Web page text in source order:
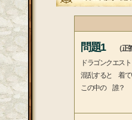
問題1
（
ドラゴンクエス
混乱すると 着て
この中の 誰？